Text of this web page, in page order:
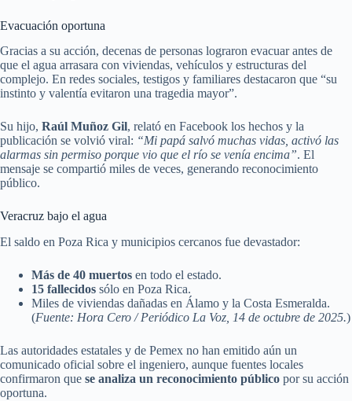
Evacuación oportuna
Gracias a su acción, decenas de personas lograron evacuar antes de
que el agua arrasara con viviendas, vehículos y estructuras del
complejo. En redes sociales, testigos y familiares destacaron que “su
instinto y valentía evitaron una tragedia mayor”.
Su hijo, Raúl Muñoz Gil, relató en Facebook los hechos y la
publicación se volvió viral: “Mi papá salvó muchas vidas, activó las
alarmas sin permiso porque vio que el río se venía encima”. El
mensaje se compartió miles de veces, generando reconocimiento
público.
Veracruz bajo el agua
El saldo en Poza Rica y municipios cercanos fue devastador:
Más de 40 muertos en todo el estado.
15 fallecidos sólo en Poza Rica.
Miles de viviendas dañadas en Álamo y la Costa Esmeralda.
(Fuente: Hora Cero / Periódico La Voz, 14 de octubre de 2025.)
Las autoridades estatales y de Pemex no han emitido aún un
comunicado oficial sobre el ingeniero, aunque fuentes locales
confirmaron que se analiza un reconocimiento público por su acción
oportuna.